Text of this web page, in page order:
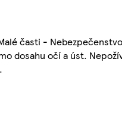
časti -
dosahu očí a úst.